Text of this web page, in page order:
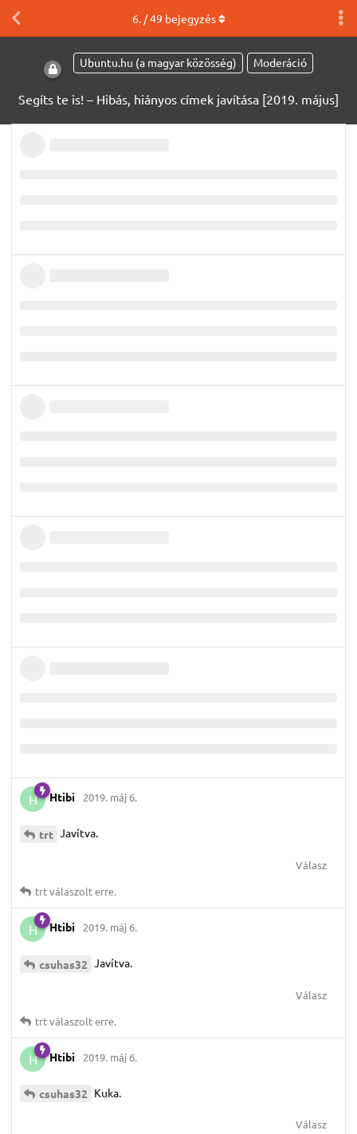
Ubuntu.hu (a magyar közösség) Moderáció
Segíts te is! – Hibás, hiányos címek javítása [2019. május]
6. /49 bejegyzés
H Htibi 2019. máj 6.
trt Javítva.
Válasz
trtválaszolt erre.
H Htibi 2019. máj 6.
csuhas32 Javítva.
Válasz
trtválaszolt erre.
H Htibi 2019. máj 6.
csuhas32 Kuka.
Válasz